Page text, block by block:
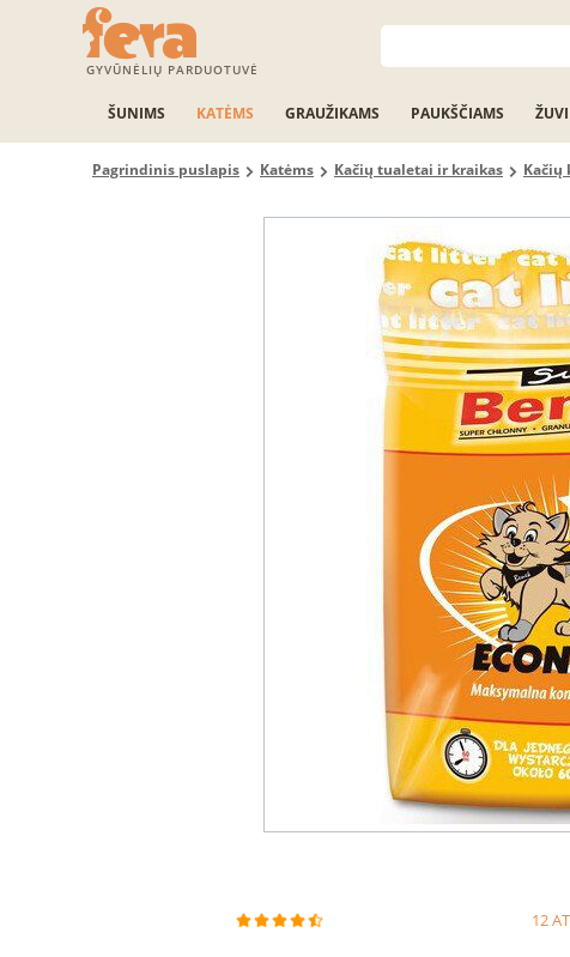
GYVŪNĖLIŲ PARDUOTUVĖ
ŠUNIMS KATĖMS GRAUŽIKAMS PAUKŠČIAMS
Pagrindinis puslapis Katėms Kačių tualetai ir kraikas Kačių
12